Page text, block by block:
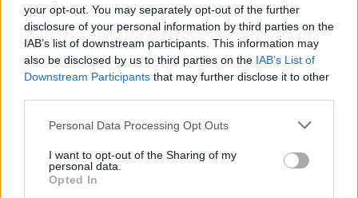
your opt-out. You may separately opt-out of the further
disclosure of your personal information by third parties on the
IAB’s list of downstream participants. This information may
also be disclosed by us to third parties on the IAB’s List of
Downstream Participants that may further disclose it to other
Please note that this website/app uses one or more Google
not limited to your visit or usage behaviour. You may click to
grant or deny consent to Google and its third-party tags to
use your data for below specified purposes in below Google
Personal Data Processing Opt Outs
I want to opt-out of the Sharing of my
personal data.
Opted In
Σχόλια